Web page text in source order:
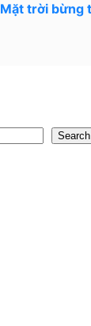
Mặt trời bừng
Search